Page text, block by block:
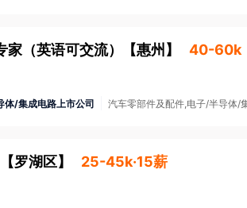
（英语可交流） 【惠州 】 40-60k
体/集成电路上市公司 汽车零部件及配件,电子/半导体/
【罗湖区】 25-45k·15薪